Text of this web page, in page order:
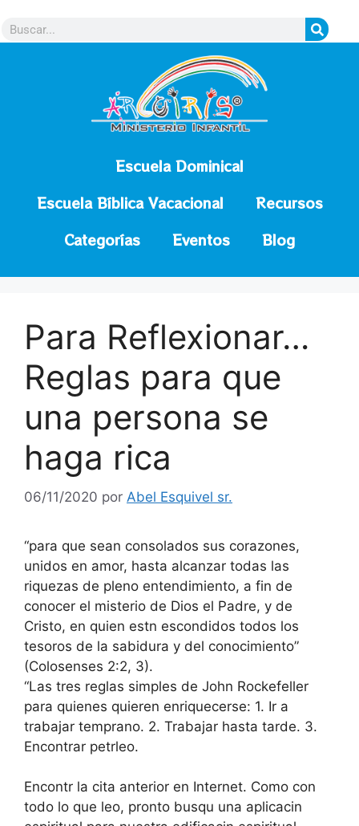
Escuela Dominical
Escuela Bíblica Vacacional
Recursos
Categorías
Eventos Blog
Para Reflexionar…
Reglas para que
una persona se
haga rica
06/11/2020 por Abel Esquivel sr.
“para que sean consolados sus corazones,
unidos en amor, hasta alcanzar todas las
riquezas de pleno entendimiento, a fin de
conocer el misterio de Dios el Padre, y de
Cristo, en quien estn escondidos todos los
tesoros de la sabidura y del conocimiento”
(Colosenses 2:2, 3).
“Las tres reglas simples de John Rockefeller
para quienes quieren enriquecerse: 1. Ir a
trabajar temprano. 2. Trabajar hasta tarde. 3.
Encontrar petrleo.
Encontr la cita anterior en Internet. Como con
todo lo que leo, pronto busqu una aplicacin